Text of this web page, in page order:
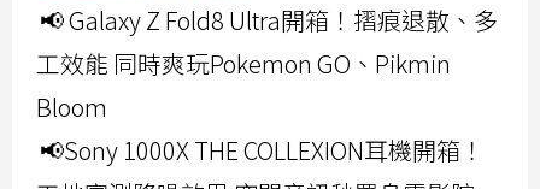
📢 Galaxy Z Fold8 Ultra開箱！摺痕退散、多
工效能 同時爽玩Pokemon GO、Pikmin
Bloom
📢Sony 1000X THE COLLEXION耳機開箱！